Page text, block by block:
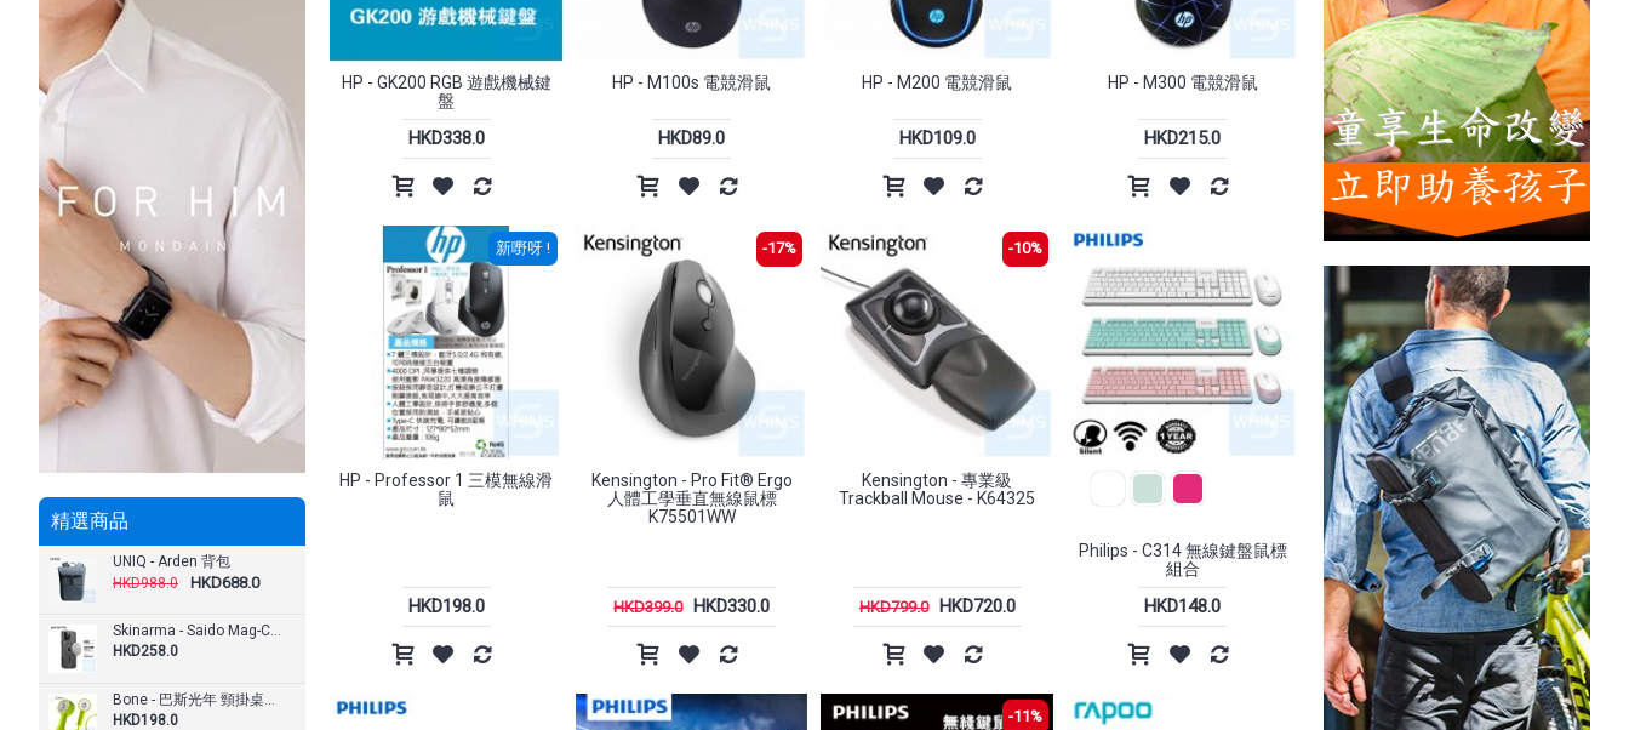
精選商品
UNIQ - Arden 背包
HKD988.0
HKD688.0
HKD258.0
HKD198.0
HP - GK200 RGB 遊戲機械鍵
盤
HKD338.0
HP - M100s 電競滑鼠
HKD89.0
HP - M200 電競滑鼠
HKD109.0
HP - M300 電競滑鼠
HKD215.0
新嘢呀 !
HP - Professor 1 三模無線滑
鼠
HKD198.0
-17%
Kensington - Pro Fit® Ergo
人體工學垂直無線鼠標
K75501WW
HKD399.0 HKD330.0
-10%
Kensington - 專業級
Trackball Mouse - K64325
HKD799.0 HKD720.0
Philips - C314 無線鍵盤鼠標
組合
HKD148.0
-11%